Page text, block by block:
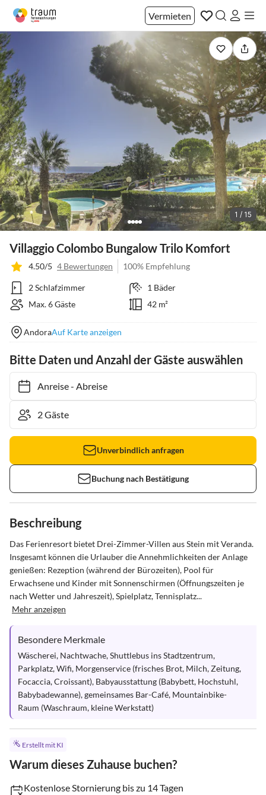
Vermieten
1 / 15
Villaggio Colombo Bungalow Trilo Komfort
4.50/5 4 Bewertungen 100% Empfehlung
2 Schlafzimmer
1 Bäder
Max. 6 Gäste
42 m²
AndoraAuf Karte anzeigen
Bitte Daten und Anzahl der Gäste auswählen
Anreise- Abreise
Unverbindlich anfragen
Buchung nach Bestätigung
Beschreibung
Das Ferienresort bietet Drei-Zimmer-Villen aus Stein mit Veranda.
Insgesamt können die Urlauber die Annehmlichkeiten der Anlage
genießen: Rezeption (während der Bürozeiten), Pool für
Erwachsene und Kinder mit Sonnenschirmen (Öffnungszeiten je
nach Wetter und Jahreszeit), Spielplatz, Tennisplatz...
Mehr anzeigen
Besondere Merkmale
Wäscherei, Nachtwache, Shuttlebus ins Stadtzentrum,
Parkplatz, Wifi, Morgenservice (frisches Brot, Milch, Zeitung,
Focaccia, Croissant), Babyausstattung (Babybett, Hochstuhl,
Babybadewanne), gemeinsames Bar-Café, Mountainbike-
Raum (Waschraum, kleine Werkstatt)
Erstellt mit KI
Warum dieses Zuhause buchen?
Kostenlose Stornierung bis zu 14 Tagen